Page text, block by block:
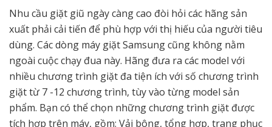
Nhu cầu giặt giũ ngày càng cao đòi hỏi các hãng sản
xuất phải cải tiến để phù hợp với thị hiếu của người tiêu
dùng. Các dòng máy giặt Samsung cũng không nằm
ngoài cuộc chạy đua này. Hãng đưa ra các model với
nhiều chương trình giặt đa tiện ích với số chương trình
giặt từ 7 -12 chương trình, tùy vào từng model sản
phẩm. Bạn có thể chọn những chương trình giặt được
tích hợp trên máy, gồm: Vải bông, tổng hợp, trang phục